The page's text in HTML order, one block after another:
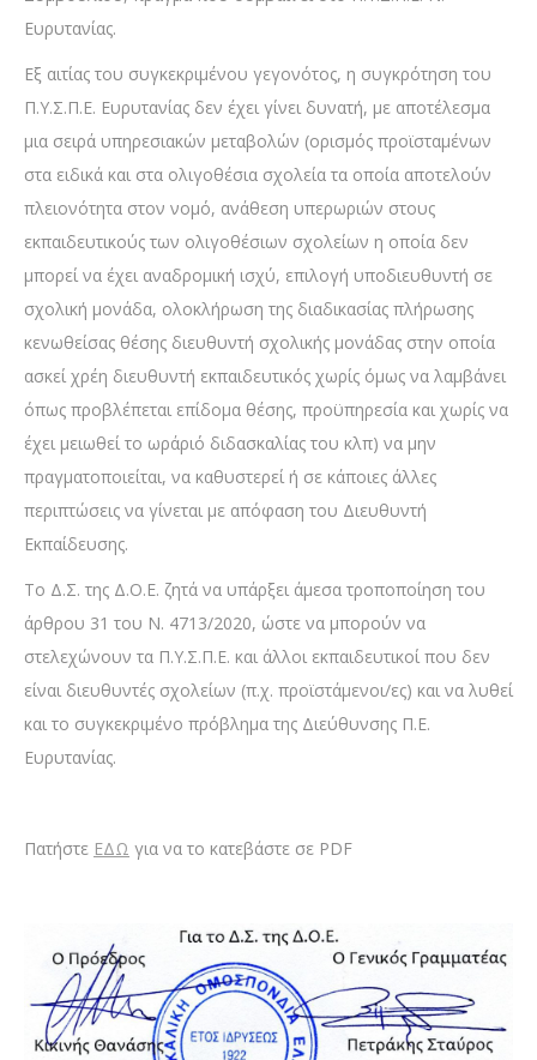
Ευρυτανίας.
Εξ αιτίας του συγκεκριμένου γεγονότος, η συγκρότηση του
Π.Υ.Σ.Π.Ε. Ευρυτανίας δεν έχει γίνει δυνατή, με αποτέλεσμα
μια σειρά υπηρεσιακών μεταβολών (ορισμός προϊσταμένων
στα ειδικά και στα ολιγοθέσια σχολεία τα οποία αποτελούν
πλειονότητα στον νομό, ανάθεση υπερωριών στους
εκπαιδευτικούς των ολιγοθέσιων σχολείων η οποία δεν
μπορεί να έχει αναδρομική ισχύ, επιλογή υποδιευθυντή σε
σχολική μονάδα, ολοκλήρωση της διαδικασίας πλήρωσης
κενωθείσας θέσης διευθυντή σχολικής μονάδας στην οποία
ασκεί χρέη διευθυντή εκπαιδευτικός χωρίς όμως να λαμβάνει
όπως προβλέπεται επίδομα θέσης, προϋπηρεσία και χωρίς να
έχει μειωθεί το ωράριό διδασκαλίας του κλπ) να μην
πραγματοποιείται, να καθυστερεί ή σε κάποιες άλλες
περιπτώσεις να γίνεται με απόφαση του Διευθυντή
Εκπαίδευσης.
Το Δ.Σ. της Δ.Ο.Ε. ζητά να υπάρξει άμεσα τροποποίηση του
άρθρου 31 του Ν. 4713/2020, ώστε να μπορούν να
στελεχώνουν τα Π.Υ.Σ.Π.Ε. και άλλοι εκπαιδευτικοί που δεν
είναι διευθυντές σχολείων (π.χ. προϊστάμενοι/ες) και να λυθεί
και το συγκεκριμένο πρόβλημα της Διεύθυνσης Π.Ε.
Ευρυτανίας.
Πατήστε ΕΔΩ για να το κατεβάστε σε PDF